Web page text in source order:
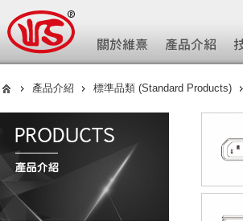
產品介紹 標準品類 (Standard Products)